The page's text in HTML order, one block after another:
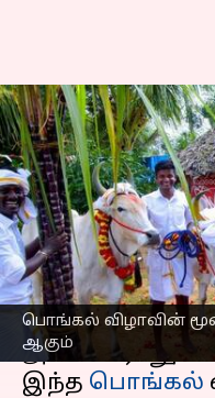
பொங்கல் விழாவின்
ஆகும்
பொங்கல்
மாட்டு
சில
எழுதியவர் Venkatalakshmi V
செய்தி முன்னோட்டம்
நான்கு நாள்
அனைவராலும்
இந்த பொங்கல்